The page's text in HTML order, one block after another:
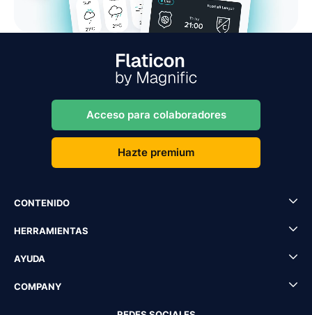
Acceso para colaboradores
Hazte premium
CONTENIDO
HERRAMIENTAS
AYUDA
COMPANY